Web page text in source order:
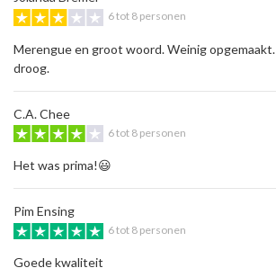
6 tot 8 personen
Merengue en groot woord. Weinig
droog.
C.A. Chee
6 tot 8 personen
Het was prima!😃
Pim Ensing
6 tot 8 personen
Goede kwaliteit